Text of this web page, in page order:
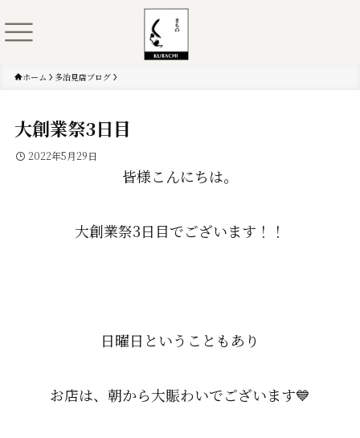
ホーム 多治見店ブログ
大創業祭3日目
2022年5月29日
皆様こんにちは。
大創業祭3日目でございます！！
日曜日ということもあり
お店は、朝から大賑わいでございます💙